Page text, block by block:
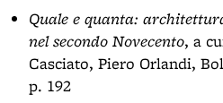
Quale e quanta:
nel secondo Novecento, a
Casciato, Piero Orlandi,
p. 192